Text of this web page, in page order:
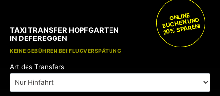
KOSTENLOSE KINDERSITZE
KEINE GEBÜHREN BEI FLUGVERSPÄTUNG
TAXI TRANSFER HOPFGARTEN
IN DEFEREGGEN
ONLINE
BUCHEN UND
20% SPAREN!
Art des Transfers